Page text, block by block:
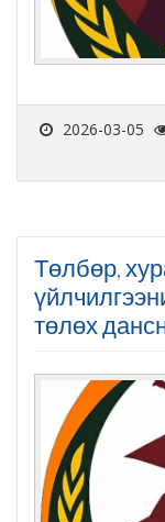
2026-03-05
Төлбөр,
төлөх